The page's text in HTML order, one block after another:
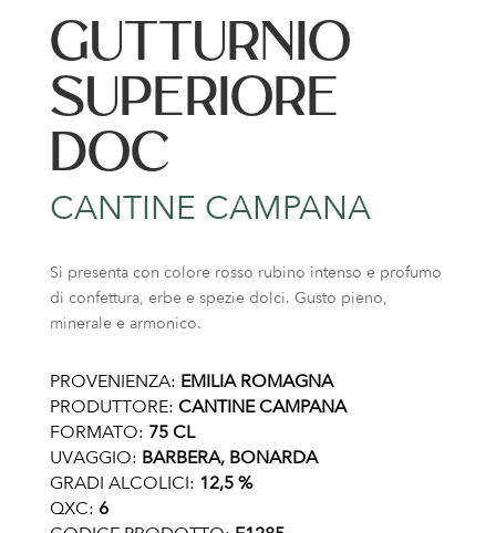
GUTTURNIO
SUPERIORE
DOC
CANTINE CAMPANA
Si presenta con colore rosso rubino intenso e profumo
di confettura, erbe e spezie dolci. Gusto pieno,
minerale e armonico.
PROVENIENZA: EMILIA ROMAGNA
PRODUTTORE: CANTINE CAMPANA
FORMATO: 75 CL
UVAGGIO: BARBERA, BONARDA
GRADI ALCOLICI: 12,5 %
QXC: 6